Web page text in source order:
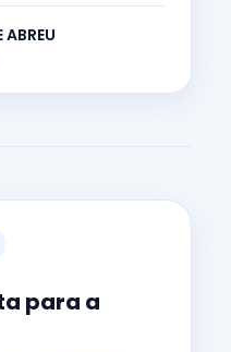
ABREU
para a